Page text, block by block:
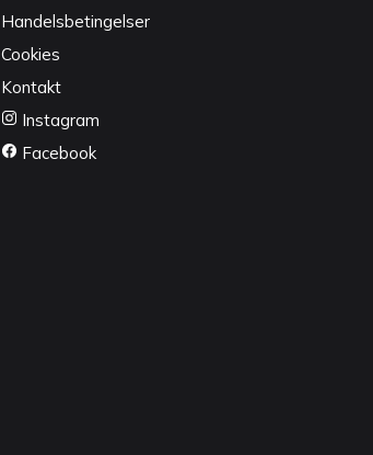
Handelsbetingelser
Cookies
Kontakt
Instagram
Facebook